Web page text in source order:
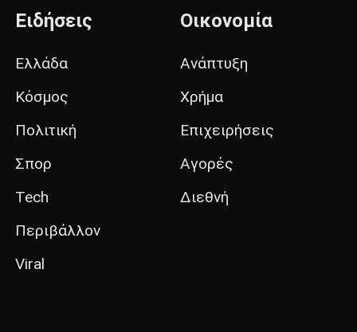
Ειδήσεις
Ελλάδα
Κόσμος
Πολιτική
Σπορ
Tech
Περιβάλλον
Viral
Οικονομία
Ανάπτυξη
Χρήμα
Επιχειρήσεις
Αγορές
Διεθνή